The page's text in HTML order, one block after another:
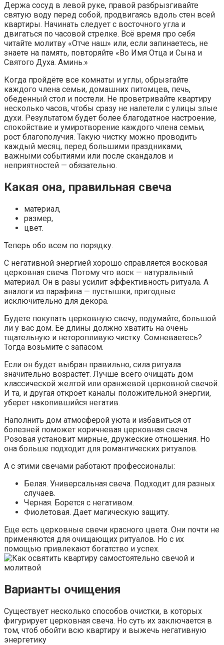
Держа сосуд в левой руке, правой разбрызгивайте
святую воду перед собой, продвигаясь вдоль стен всей
квартиры. Начинать следует с восточного угла и
двигаться по часовой стрелке. Всё время про себя
читайте молитву «Отче наш» или, если запинаетесь, не
знаете на память, повторяйте «Во Имя Отца и Сына и
Святого Духа. Аминь.»
Когда пройдёте все комнаты и углы, обрызгайте
каждого члена семьи, домашних питомцев, печь,
обеденный стол и постели. Не проветривайте квартиру
несколько часов, чтобы сразу не налетели с улицы злые
духи. Результатом будет более благодатное настроение,
спокойствие и умиротворение каждого члена семьи,
рост благополучия. Такую чистку можно проводить
каждый месяц, перед большими праздниками,
важными событиями или после скандалов и
неприятностей — обязательно.
Какая она, правильная свеча
материал,
размер,
цвет.
Теперь обо всем по порядку.
С негативной энергией хорошо справляется восковая
церковная свеча. Потому что воск — натуральный
материал. Он в разы усилит эффективность ритуала. А
аналоги из парафина — пустышки, пригодные
исключительно для декора.
Будете покупать церковную свечу, подумайте, большой
ли у вас дом. Ее длины должно хватить на очень
тщательную и неторопливую чистку. Сомневаетесь?
Тогда возьмите с запасом.
Если он будет выбран правильно, сила ритуала
значительно возрастет. Лучше всего очищать дом
классической желтой или оранжевой церковной свечой.
И та, и другая откроет каналы положительной энергии,
уберет накопившийся негатив.
Наполнить дом атмосферой уюта и избавиться от
болезней поможет коричневая церковная свеча.
Розовая установит мирные, дружеские отношения. Но
она больше подходит для романтических ритуалов.
А с этими свечами работают профессионалы:
Белая. Универсальная свеча. Подходит для разных
случаев.
Черная. Борется с негативом.
Фиолетовая. Дает магическую защиту.
Еще есть церковные свечи красного цвета. Они почти не
применяются для очищающих ритуалов. Но с их
помощью привлекают богатство и успех.
Варианты очищения
Существует несколько способов очистки, в которых
фигурирует церковная свеча. Но суть их заключается в
том, чтоб обойти всю квартиру и выжечь негативную
энергетику